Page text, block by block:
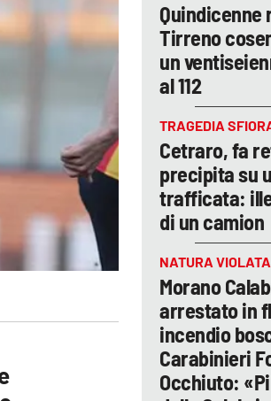
Quindicenne
Tirreno
un
al 112
TRAGEDIA
Cetraro, fa
precipita su
trafficata:
di un camion
NATURA VIOLATA
Morano
arrestato in
incendio
Carabinieri
Occhiuto: